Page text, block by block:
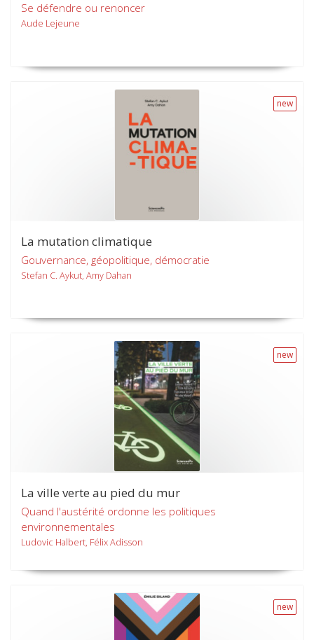
Se défendre ou renoncer
Aude Lejeune
new
La mutation climatique
Gouvernance, géopolitique, démocratie
Stefan C. Aykut, Amy Dahan
new
La ville verte au pied du mur
Quand l'austérité ordonne les politiques
environnementales
Ludovic Halbert, Félix Adisson
new